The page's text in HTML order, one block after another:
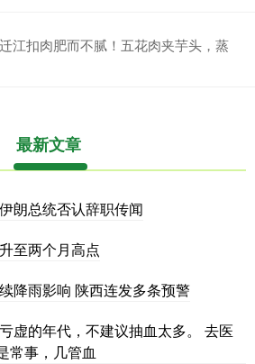
江扣肉肥而不腻！五花肉夹芋头，蒸
最新文章
朗总统否认辞职传闻
至两个月高点
降雨影响 陕西连发多条预警
虚的年代，不建议抽血太多。 去医
常事，几管血